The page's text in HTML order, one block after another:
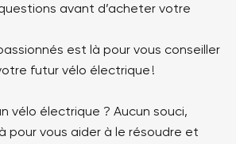
avant d’acheter votre
est là pour vous conseiller
futur vélo électrique !
vélo électrique ? Aucun souci,
pour vous aider à le résoudre et